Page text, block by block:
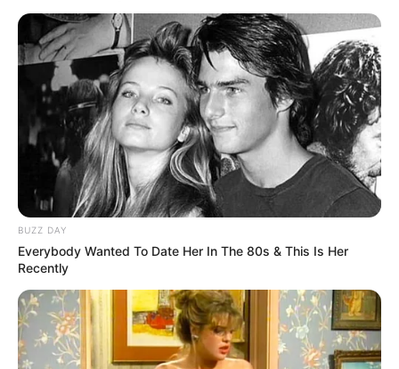
BUZZ DAY
Everybody Wanted To Date Her In The 80s & This Is Her
Recently